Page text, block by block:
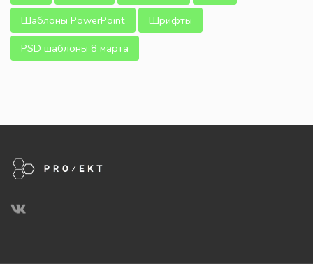
Шаблоны PowerPoint
Шрифты
PSD шаблоны 8 марта